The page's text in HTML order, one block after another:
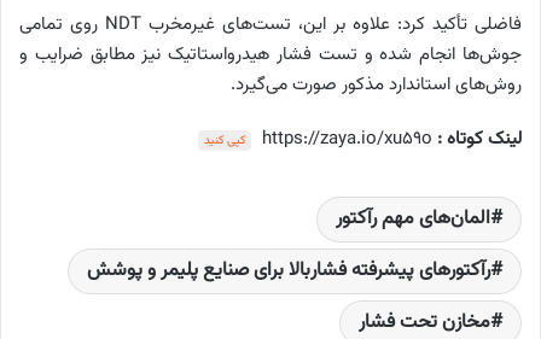
فاضلی تأکید کرد: علاوه بر این، تست‌های غیرمخرب NDT روی تمامی
جوش‌ها انجام شده و تست فشار هیدرواستاتیک نیز مطابق ضرایب و
روش‌های استاندارد مذکور صورت می‌گیرد.
لینک کوتاه : https://zaya.io/xu59o کپی کنید
المان‌های مهم رآکتور
رآکتورهای پیشرفته فشاربالا برای صنایع پلیمر و پوشش
مخازن تحت فشار